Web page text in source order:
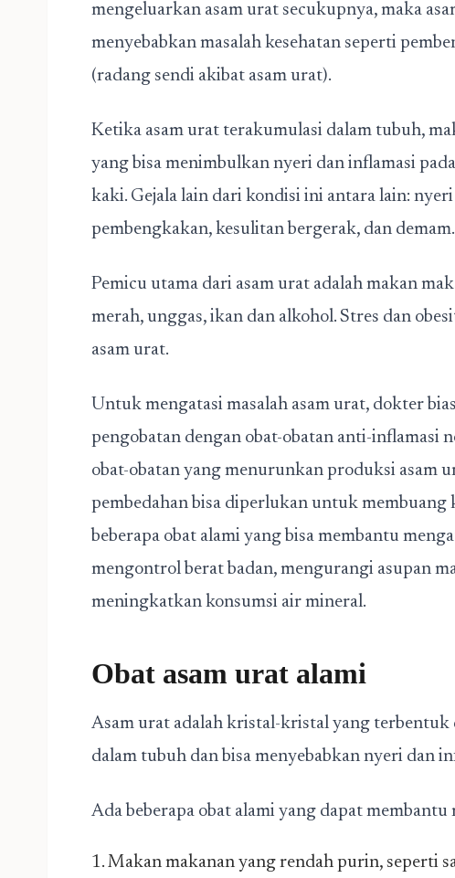
mengeluarkan asam urat secukupnya, maka
menyebabkan masalah kesehatan seperti
(radang sendi akibat asam urat).
Ketika asam urat terakumulasi dalam tubuh,
yang bisa menimbulkan nyeri dan inflamasi
kaki. Gejala lain dari kondisi ini antara lain:
pembengkakan, kesulitan bergerak, dan demam.
Pemicu utama dari asam urat adalah makan
merah, unggas, ikan dan alkohol. Stres dan
asam urat.
Untuk mengatasi masalah asam urat, dokter
pengobatan dengan obat-obatan anti-inflamasi
obat-obatan yang menurunkan produksi asam
pembedahan bisa diperlukan untuk membuang
beberapa obat alami yang bisa membantu
mengontrol berat badan, mengurangi asupan
meningkatkan konsumsi air mineral.
Obat asam urat alami
Asam urat adalah kristal-kristal yang terbentuk
dalam tubuh dan bisa menyebabkan nyeri dan
Ada beberapa obat alami yang dapat membantu
1. Makan makanan yang rendah purin, seperti